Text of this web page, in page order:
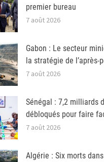
premier bureau
7 août 2026
Gabon : Le secteur
la stratégie de l’après-
7 août 2026
Sénégal : 7,2 milliards
débloqués pour faire
7 août 2026
Algérie : Six morts